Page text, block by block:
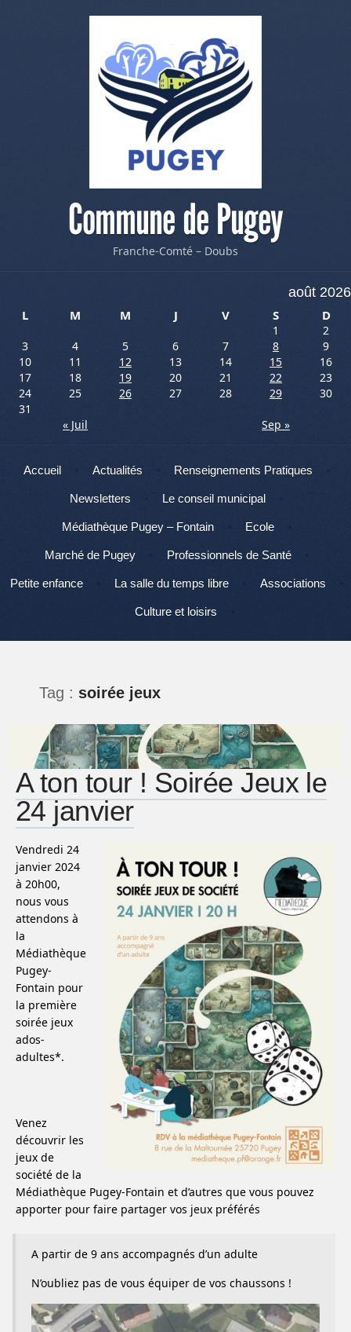
Commune de Pugey
Franche-Comté – Doubs
août 2026
L
M M J V S D
1
2
3
4 5 6 7 8
9
10
11 12 13 14 15
16
17
18 19 20 21 22
23
24
25 26 27 28 29
30
31
« Juil
Sep »
Menu
Aller au contenu
Accueil Actualités Renseignements Pratiques
Newsletters Le conseil municipal
Médiathèque Pugey – Fontain Ecole
Marché de Pugey Professionnels de Santé
Petite enfance La salle du temps libre Associations
Culture et loisirs
Tag : soirée jeux
A ton tour ! Soirée Jeux le
24 janvier
Vendredi 24
janvier 2024
à 20h00,
nous vous
attendons à
la
Médiathèque
Pugey-
Fontain pour
la première
soirée jeux
ados-
adultes*.
Venez
découvrir les
jeux de
société de la
Médiathèque Pugey-Fontain et d’autres que vous pouvez
apporter pour faire partager vos jeux préférés
A partir de 9 ans accompagnés d’un adulte
N’oubliez pas de vous équiper de vos chaussons !